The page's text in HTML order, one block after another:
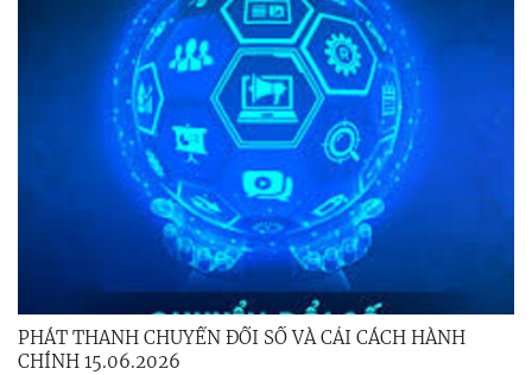
PHÁT THANH CHUYỂN ĐỔI SỐ VÀ CẢI CÁCH HÀNH
CHÍNH 15.06.2026